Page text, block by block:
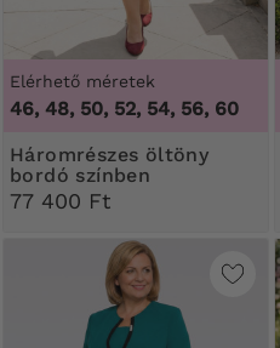
Elérhető méretek
46, 48, 50, 52, 54, 56, 60
Háromrészes öltöny
bordó színben
77 400 Ft